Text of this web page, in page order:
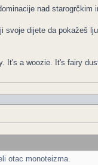
nad starogrčkim
svoje dijete da pokažeš
It's a woozie. It's fairy
otac monoteizma.